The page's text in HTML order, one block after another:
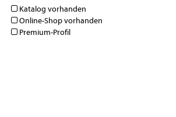
Katalog vorhanden
Online-Shop vorhanden
Premium-Profil